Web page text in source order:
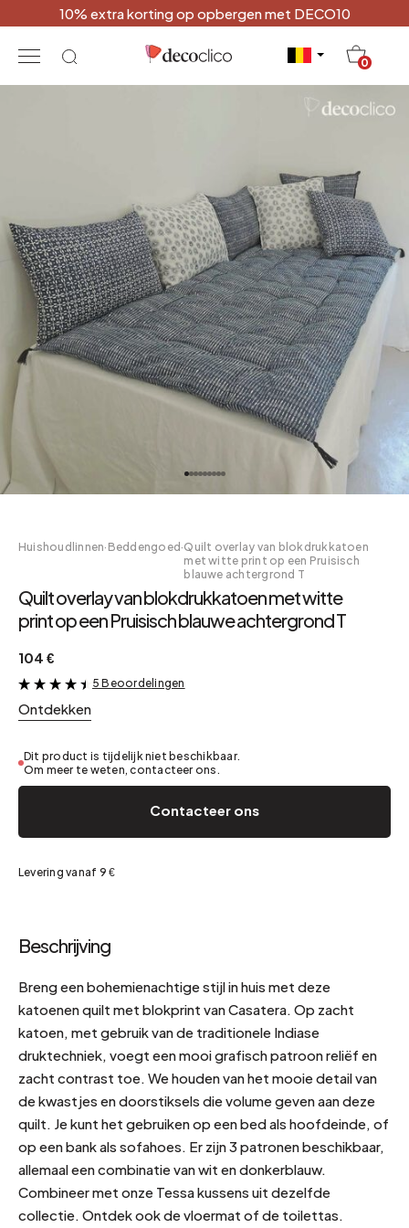
10% extra korting op opbergen met DECO10
0
Huishoudlinnen· Beddengoed ·Quilt overlay van blokdrukkatoen
met witte print op een Pruisisch
blauwe achtergrond T
Quilt overlay van blokdrukkatoen met witte
print op een Pruisisch blauwe achtergrond T
104 €
&
5 Beoordelingen
Ontdekken
Dit product is tijdelijk niet beschikbaar.
Om meer te weten, contacteer ons.
Contacteer ons
Levering vanaf 9 €
Beschrijving
Breng een bohemienachtige stijl in huis met deze
katoenen quilt met blokprint van Casatera. Op zacht
katoen, met gebruik van de traditionele Indiase
druktechniek, voegt een mooi grafisch patroon reliëf en
zacht contrast toe. We houden van het mooie detail van
de kwastjes en doorstiksels die volume geven aan deze
quilt. Je kunt het gebruiken op een bed als hoofdeinde, of
op een bank als sofahoes. Er zijn 3 patronen beschikbaar,
allemaal een combinatie van wit en donkerblauw.
Combineer met onze Tessa kussens uit dezelfde
collectie. Ontdek ook de vloermat of de toilettas.